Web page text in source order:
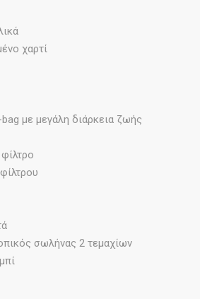
χαρτί
με μεγάλη διάρκεια ζωής
σωλήνας 2 τεμαχίων